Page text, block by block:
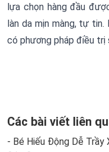
lựa chọn hàng đầu
làn da mịn màng, tự
có phương pháp điều
Các bài viết liên
- Bé Hiếu Động Dễ Trầy